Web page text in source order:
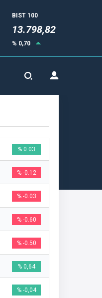
BIST 100
13.798,82
% 0,70
% 0.03
% -0.12
% -0.03
% -0.60
% -0.50
% 0,64
% -0,04